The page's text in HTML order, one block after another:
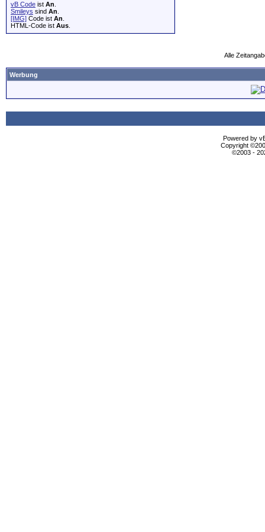
vB Code ist An
Smileys sind An
[IMG] Code ist An
HTML-Code ist Aus
Alle
Werbung
Powered by
Copyright
©2003 -